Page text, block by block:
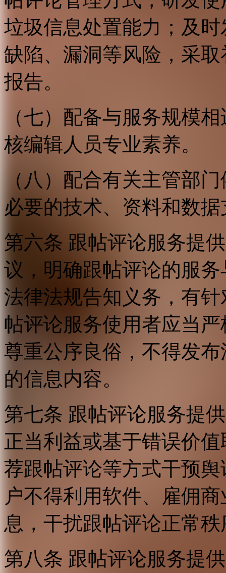
垃圾信息处置能力；及
缺陷、漏洞等风险，采
报告。
（七）配备与服务规模
核编辑人员专业素养。
（八）配合有关主管部
必要的技术、资料和数
第六条 跟帖评论服务提
议，明确跟帖评论的服
法律法规告知义务，有
帖评论服务使用者应当
尊重公序良俗，不得发
的信息内容。
第七条 跟帖评论服务提
正当利益或基于错误价
荐跟帖评论等方式干预
户不得利用软件、雇佣
息，干扰跟帖评论正常
第八条 跟帖评论服务提